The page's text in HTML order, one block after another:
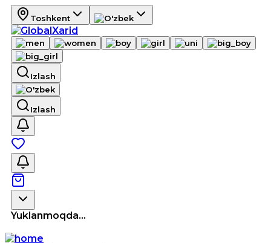
Toshkent
Izlash
Izlash
Yuklanmoqda...